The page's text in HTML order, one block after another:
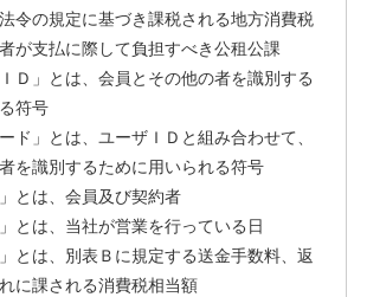
令の規定に基づき課税される地方消費税
が支払に際して負担すべき公租公課
Ｄ」とは、会員とその他の者を識別する
符号
ド」とは、ユーザＩＤと組み合わせて、
を識別するために用いられる符号
とは、会員及び契約者
とは、当社が営業を行っている日
とは、別表Ｂに規定する送金手数料、返
に課される消費税相当額